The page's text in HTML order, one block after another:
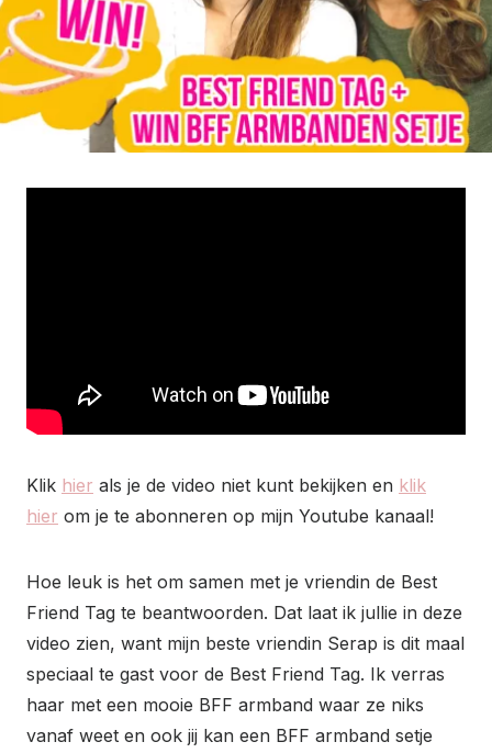
Klik hier als je de video niet kunt bekijken en klik
hier om je te abonneren op mijn Youtube kanaal!
Hoe leuk is het om samen met je vriendin de Best
Friend Tag te beantwoorden. Dat laat ik jullie in deze
video zien, want mijn beste vriendin Serap is dit maal
speciaal te gast voor de Best Friend Tag. Ik verras
haar met een mooie BFF armband waar ze niks
vanaf weet en ook jij kan een BFF armband setje